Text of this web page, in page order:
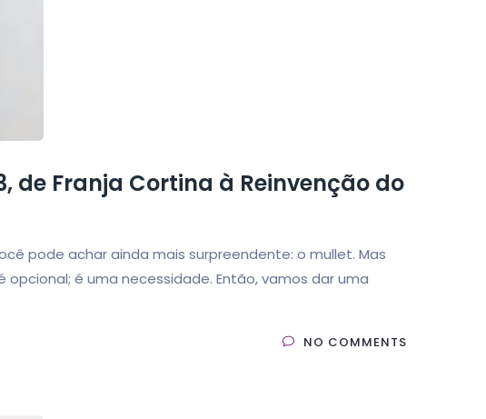
de Franja Cortina à Reinvenção do
pode achar ainda mais surpreendente: o mullet. Mas
é uma necessidade. Então, vamos dar uma
NO COMMENTS